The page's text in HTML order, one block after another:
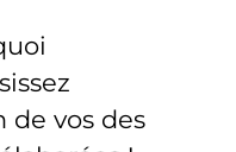
de vos des